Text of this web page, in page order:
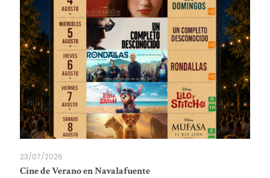
23/07/2026
Cine de Verano en Navalafuente